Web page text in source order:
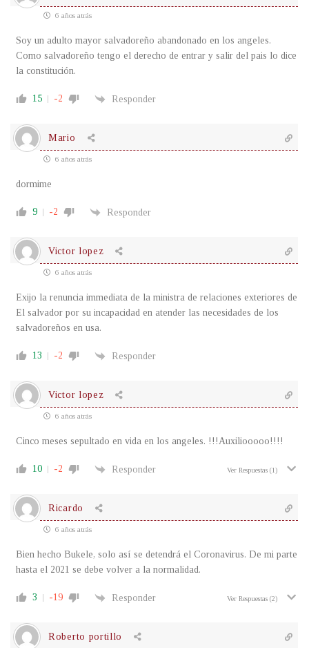
6 años atrás
Soy un adulto mayor salvadoreño abandonado en los angeles.
Como salvadoreño tengo el derecho de entrar y salir del pais lo dice
la constitución.
15 -2 Responder
Mario
6 años atrás
dormime
9 -2 Responder
Victor lopez
6 años atrás
Exijo la renuncia immediata de la ministra de relaciones exteriores de
El salvador por su incapacidad en atender las necesidades de los
salvadoreños en usa.
13 -2 Responder
Victor lopez
6 años atrás
Cinco meses sepultado en vida en los angeles. !!!Auxiliooooo!!!!
10 -2 Responder Ver Respuestas (1)
Ricardo
6 años atrás
Bien hecho Bukele, solo así se detendrá el Coronavirus. De mi parte
hasta el 2021 se debe volver a la normalidad.
3 -19 Responder Ver Respuestas (2)
Roberto portillo